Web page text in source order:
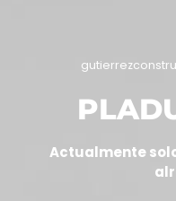
Actualmente